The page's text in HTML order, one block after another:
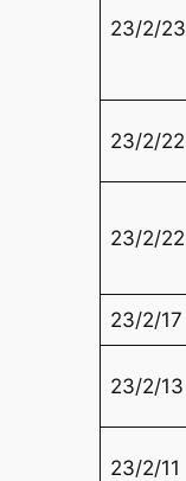
23/2/23
23/2/22
23/2/22
23/2/17
23/2/13
23/2/11